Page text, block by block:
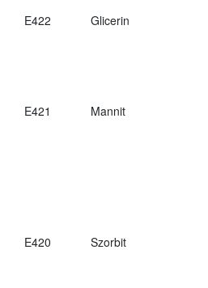
E422 Glicerin
E421 Mannit
E420 Szorbit